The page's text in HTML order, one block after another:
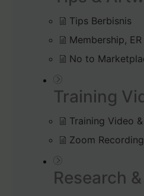
Tips Berbisnis
Membership, ER
No to
Training
Training Video
Zoom Recording
Research